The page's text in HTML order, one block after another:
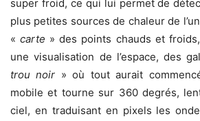
super froid, ce qui lui permet de
plus petites sources de chaleur de
«carte » des points chauds et
une visualisation de l’espace, des
trou noir » où tout aurait
mobile et tourne sur 360 degrés,
ciel, en traduisant en pixels les